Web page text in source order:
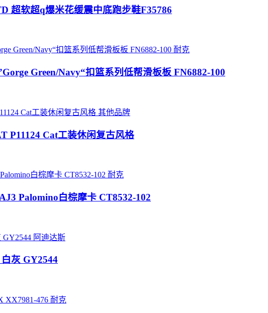
超软超q爆米花缓震中底跑步鞋F35786
耐克
Green/Navy“扣篮系列低帮滑板板 FN6882-100
其他品牌
P11124 Cat工装休闲复古风格
耐克
Palomino白棕摩卡 CT8532-102
阿迪达斯
灰 GY2544
耐克